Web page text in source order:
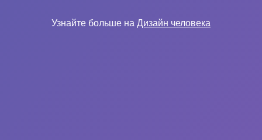
Узнайте больше на Дизайн человека